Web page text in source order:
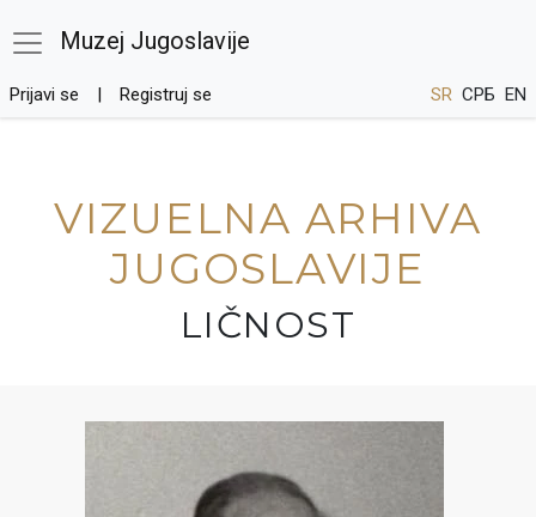
Muzej Jugoslavije
Prijavi se Registruj se SR СРБ EN
VIZUELNA ARHIVA
JUGOSLAVIJE
LIČNOST